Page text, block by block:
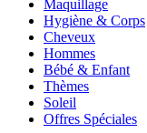
Maquillage
Hygiène & Corps
Cheveux
Hommes
Bébé & Enfant
Thèmes
Soleil
Offres Spéciales